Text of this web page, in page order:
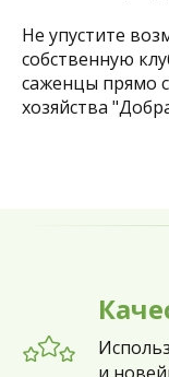
Не упустите
собственную
саженцы прямо
хозяйства